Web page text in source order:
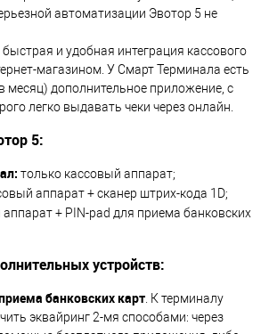
автоматизации Эвотор 5 не
быстрая и удобная интеграция кассового
магазином. У Смарт Терминала есть
месяц) дополнительное приложение, с
легко выдавать чеки через онлайн.
5:
только кассовый аппарат;
аппарат + сканер штрих-кода 1D;
+ PIN-pad для приема банковских
устройств:
банковских карт. К терминалу
эквайринг 2-мя способами: через